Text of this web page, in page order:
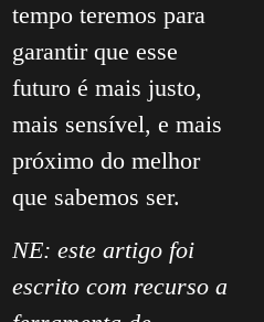
tempo teremos para
garantir que esse
futuro é mais justo,
mais sensível, e mais
próximo do melhor
que sabemos ser.
NE: este artigo foi
escrito com recurso a